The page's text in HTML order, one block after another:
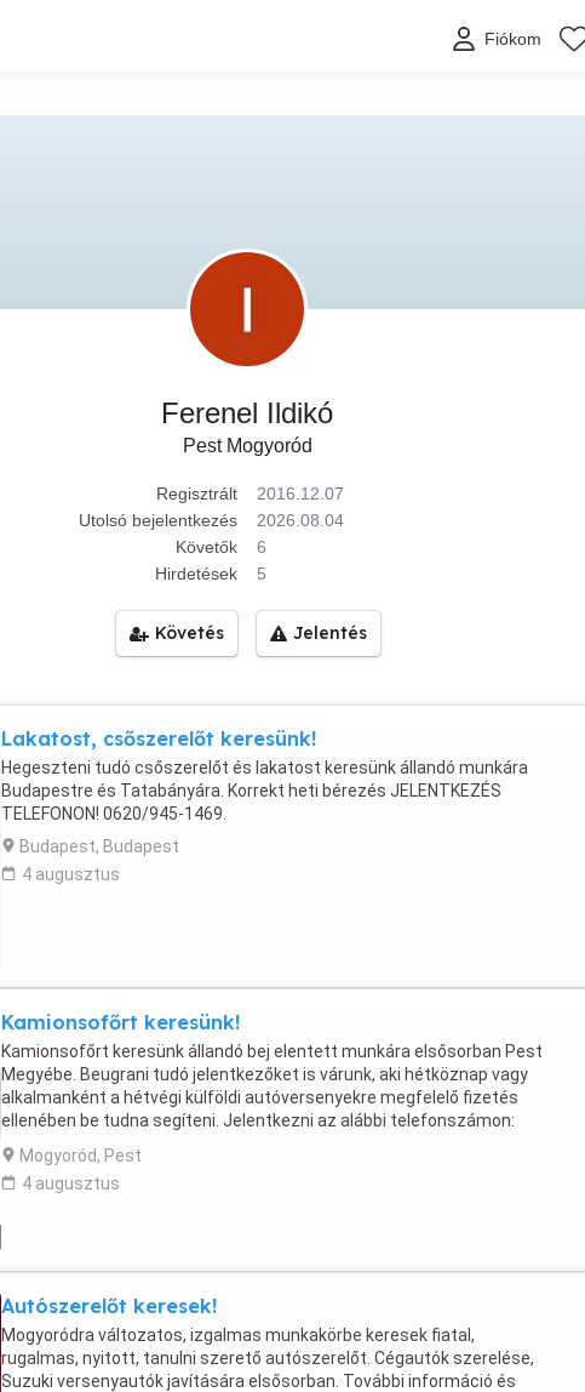
Fiókom
Ferenel Ildikó
Pest Mogyoród
Regisztrált
2016.12.07
Utolsó bejelentkezés
2026.08.04
Követők
6
Hirdetések
5
Követés Jelentés
Lakatost, csőszerelőt keresünk!
Hegeszteni tudó csőszerelőt és lakatost keresünk állandó munkára
Budapestre és Tatabányára. Korrekt heti bérezés JELENTKEZÉS
TELEFONON! 0620/945-1469.
Budapest, Budapest
4 augusztus
Kamionsofőrt keresünk!
Kamionsofőrt keresünk állandó bej elentett munkára elsősorban Pest
Megyébe. Beugrani tudó jelentkezőket is várunk, aki hétköznap vagy
alkalmanként a hétvégi külföldi autóversenyekre megfelelő fizetés
ellenében be tudna segíteni. Jelentkezni az alábbi telefonszámon:
0620-945-1469
Mogyoród, Pest
4 augusztus
Autószerelőt keresek!
Mogyoródra változatos, izgalmas munkakörbe keresek fiatal,
rugalmas, nyitott, tanulni szerető autószerelőt. Cégautók szerelése,
Suzuki versenyautók javítására elsősorban. További információ és